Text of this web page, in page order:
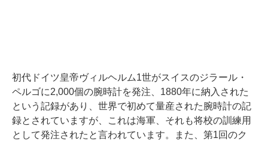
初代ドイツ皇帝ヴィルヘルム1世がスイスのジラール・
ペルゴに2,000個の腕時計を発注、1880年に納入された
という記録があり、世界で初めて量産された腕時計の記
録とされていますが、これは海軍、それも将校の訓練用
として発注されたと言われています。また、第1回のク